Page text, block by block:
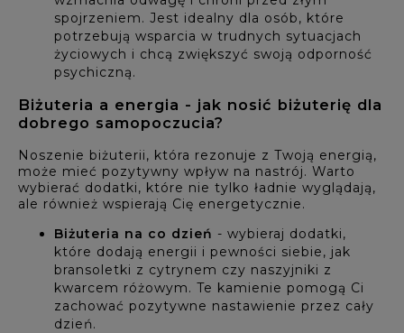
spojrzeniem. Jest idealny dla osób, które
potrzebują wsparcia w trudnych sytuacjach
życiowych i chcą zwiększyć swoją odporność
psychiczną.
Biżuteria a energia - jak nosić biżuterię dla
dobrego samopoczucia?
Noszenie biżuterii, która rezonuje z Twoją energią,
może mieć pozytywny wpływ na nastrój. Warto
wybierać dodatki, które nie tylko ładnie wyglądają,
ale również wspierają Cię energetycznie.
Biżuteria na co dzień - wybieraj dodatki,
które dodają energii i pewności siebie, jak
bransoletki z cytrynem czy naszyjniki z
kwarcem różowym. Te kamienie pomogą Ci
zachować pozytywne nastawienie przez cały
dzień.